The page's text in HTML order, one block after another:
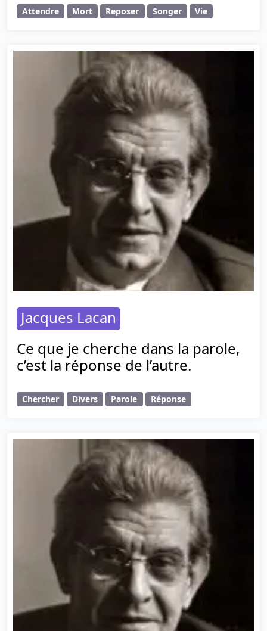
Attendre Mort Reposer Songer Vie
Jacques Lacan
Ce que je cherche dans la parole,
c’est la réponse de l’autre.
Chercher Divers Parole Réponse